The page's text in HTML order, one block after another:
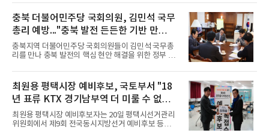
통장 내역 제
을 이끌었던 정순욱 의왕시장 예비후보(전 경기도지
사 비서실장), 김석구 광주시장 예비후보(전 경기평택
항만공사 사장), 김지호 성남시장 예비후보(전 경기도
지사 비서관) 등이 참석했으며, 출마 선언과 함께 정
책협약식도 진행됐다.최 예비후보는 출마 선언에서
“대한민국은 AI와 첨단산업 중심의 대전환기에 들어
섰다”며 “평택 역시 산업 구조, 교통 체계, 교육 환경
과 정책
충북 더불어민주당 국회의원, 김민석 국무
총리 예방..."충북 발전 든든한 기반 만들겠
다"
충북지역 더불어민주당 국회의원들이 김민석 국무총
리를 만나 충북 발전의 핵심 현안 해결을 위한 정부 차
천·음성, 충북도당위원장 직무대행)과 송재봉·이강일
의원은 19일 국무총리를 예방하고, 충청북도의 주요
현안과 발전 전략에 대한 정부의 정책적 지원 방안을
논의했다.이번 예방은 대전·충남 통합 논의가 본격화
되는 가운데, 충북의 위상과 미래 전략에 대한 지역사
회의 관심과 우려가 커지는 상황에서 충북지역 의원
들의 제안으로 이뤄졌다.자리에 참석한 의원들과 김
최원용 평택시장 예비후보, 국토부서 "18
년 표류 KTX 경기남부역 더 미룰 수 없어"
강조
최원용 평택시장 예비후보자는 20일 평택시선거관리
위원회에서 제9회 전국동시지방선거 예비후보 등록